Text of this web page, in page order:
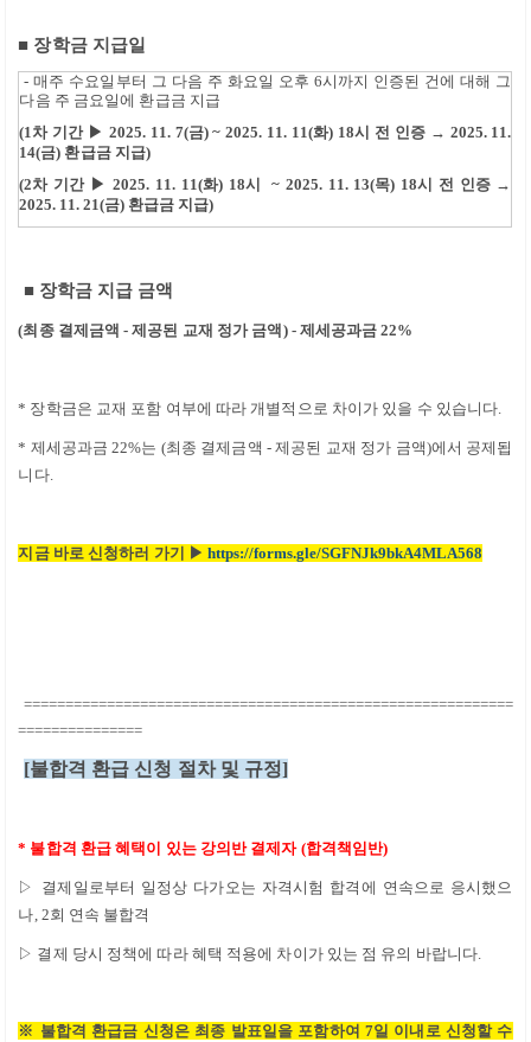
■ 장학금 지급일
-매주 수요일부터 그 다음 주 화요일 오후 6시 까지 인증된 건에 대해 그
다음 주 금요일에 환급금 지급
(1차 기간 ▶ 2025. 11. 7(금) ~ 2025. 11. 11(화) 18시 전 인증 → 2025. 11.
14(금) 환급금 지급)
(2차 기간 ▶ 2025. 11. 11(화) 18시 ~ 2025. 11. 13(목) 18시 전 인증 →
2025. 11. 21(금) 환급금 지급)
■ 장학금 지급 금액
(최종 결제금액-제공된 교재 정가 금액 ) - 제세공과금22%
* 장학금은 교재 포함 여부에 따라 개별적으로 차이가 있을 수 있습니다.
* 제세공과금22%는 (최종 결제금액 -제공된 교재 정가 금액)에서 공제됩
니다.
지금 바로 신청하러 가기 ▶ https://forms.gle/SGFNJk9bkA4MLA568
===========================================================
===============
[불합격 환급 신청 절차 및 규정]
* 불합격 환급 혜택이 있는 강의반 결제자 (합격책임반)
▷ 결제일로부터 일정상 다가오는 자격시험 합격에 연속으로 응시했으
나, 2회 연속 불합격
▷ 결제 당시 정책에 따라 혜택 적용에 차이가 있는 점 유의 바랍니다.
※ 불합격 환급금 신청은 최종 발표일을 포함하여 7일 이내로 신청할 수